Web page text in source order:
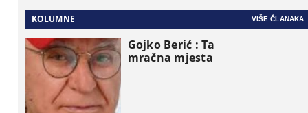
KOLUMNE VIŠE ČLANAKA
Gojko Berić : Ta
mračna mjesta